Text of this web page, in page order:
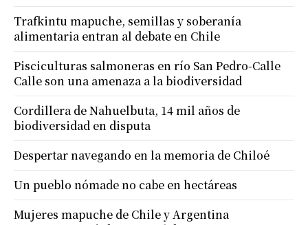
Trafkintu mapuche, semillas y soberanía
alimentaria entran al debate en Chile
Pisciculturas salmoneras en río San Pedro-Calle
Calle son una amenaza a la biodiversidad
Cordillera de Nahuelbuta, 14 mil años de
biodiversidad en disputa
Despertar navegando en la memoria de Chiloé
Un pueblo nómade no cabe en hectáreas
Mujeres mapuche de Chile y Argentina